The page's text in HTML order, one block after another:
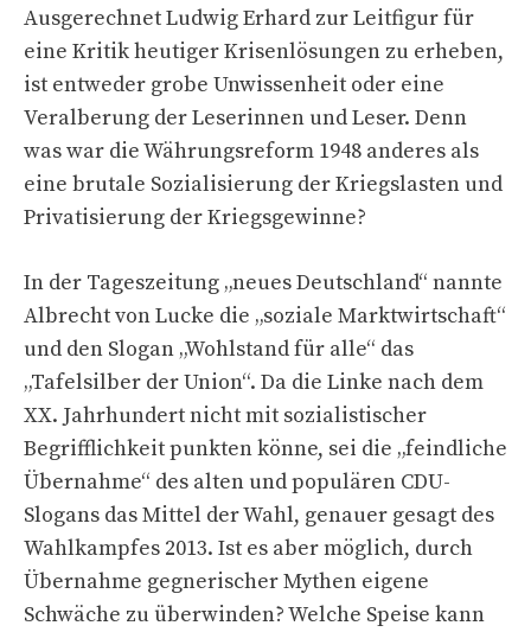
Ausgerechnet Ludwig Erhard zur Leitfigur für
eine Kritik heutiger Krisenlösungen zu erheben,
ist entweder grobe Unwissenheit oder eine
Veralberung der Leserinnen und Leser. Denn
was war die Währungsreform 1948 anderes als
eine brutale Sozialisierung der Kriegslasten und
Privatisierung der Kriegsgewinne?
In der Tageszeitung „neues Deutschland“ nannte
Albrecht von Lucke die „soziale Marktwirtschaft“
und den Slogan „Wohlstand für alle“ das
„Tafelsilber der Union“. Da die Linke nach dem
XX. Jahrhundert nicht mit sozialistischer
Begrifflichkeit punkten könne, sei die „feindliche
Übernahme“ des alten und populären CDU-
Slogans das Mittel der Wahl, genauer gesagt des
Wahlkampfes 2013. Ist es aber möglich, durch
Übernahme gegnerischer Mythen eigene
Schwäche zu überwinden? Welche Speise kann